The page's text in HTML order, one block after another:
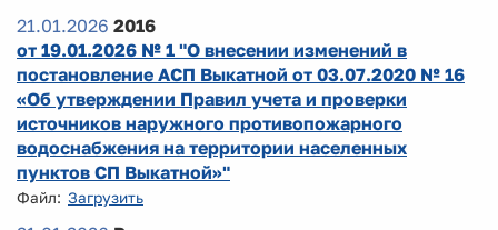
21.01.2026 2016
от 19.01.2026 № 1 "О внесении изменений в
постановление АСП Выкатной от 03.07.2020 № 16
«Об утверждении Правил учета и проверки
источников наружного противопожарного
водоснабжения на территории населенных
пунктов СП Выкатной»"
Файл: Загрузить